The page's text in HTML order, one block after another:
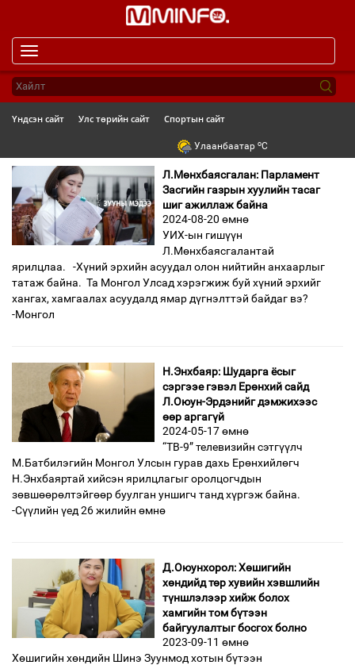
navigation
Үндсэн сайт Улс төрийн сайт Спортын сайт
Улаанбаатар oC
Л.Мөнхбаясгалан: Парламент
Засгийн газрын хуулийн тасаг
шиг ажиллаж байна
2024-08-20 өмнө
УИХ-ын гишүүн
Л.Мөнхбаясгалантай
ярилцлаа. -Хүний эрхийн асуудал олон нийтийн анхаарлыг
татаж байна. Та Монгол Улсад хэрэгжиж буй хүний эрхийг
хангах, хамгаалах асуудалд ямар дүгнэлттэй байдаг вэ?
-Монгол
Н.Энхбаяр: Шударга ёсыг
сэргээе гэвэл Ерөнхий сайд
Л.Оюун-Эрдэнийг дэмжихээс
өөр аргагүй
2024-05-17 өмнө
“ТВ-9” телевизийн сэтгүүлч
М.Батбилэгийн Монгол Улсын гурав дахь Ерөнхийлөгч
Н.Энхбаяртай хийсэн ярилцлагыг оролцогчдын
зөвшөөрөлтэйгөөр буулган уншигч танд хүргэж байна.
-Сүүлийн үед 26 жилийн өмнө
Д.Оюунхорол: Хөшигийн
хөндийд төр хувийн хэвшлийн
түншлэлээр хийж болох
хамгийн том бүтээн
байгуулалтыг босгох болно
2023-09-11 өмнө
Хөшигийн хөндийн Шинэ Зуунмод хотын бүтээн